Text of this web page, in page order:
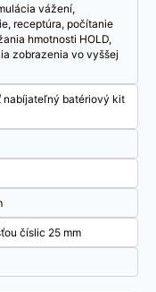
vážení,
receptúra, počítanie
hmotnosti HOLD,
zobrazenia vo vyššej
nabíjateľný batériový kit
číslic 25 mm